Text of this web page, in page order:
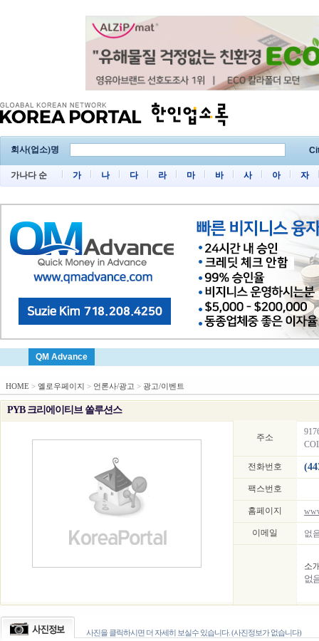
회사(업소)명
가나다 순 가 나 다 라 마 바 사 아 자
QM Advance
HOME > 옐로우페이지 > 언론사/광고 > 광고/이벤트
PYB 크리에이티브 쏠루션스
주소
전화번호
팩스번호
홈페이지
이메일 없
소
없
사진을 클릭하시면 더 자세히 보실수 있습니다. (사진정보가 없습니다)